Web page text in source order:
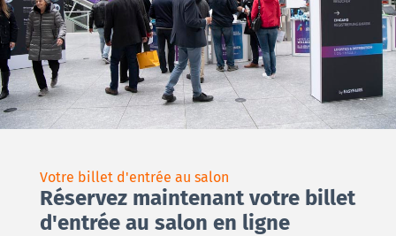
Votre billet d'entrée au salon
Réservez maintenant votre billet
d'entrée au salon en ligne